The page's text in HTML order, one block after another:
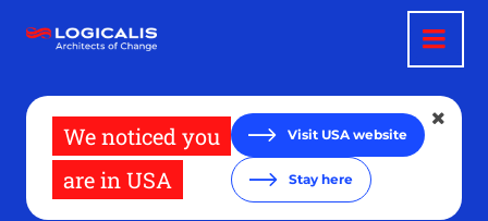
contenido
We noticed you
are in USA
Visit USA website
Stay here